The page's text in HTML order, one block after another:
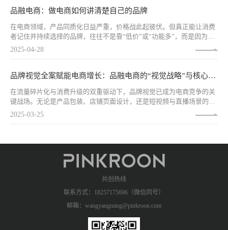
题、达人的四方共振。下面给出一套可执行的思路与步骤。
品融电商：做电商如何讲清楚自己的品牌
在电商领域，产品同质化日益严重，价格战此起彼伏。但真正能让消费
者记住并持续选择的品牌，往往不是靠“低价”或“功能多”，而是因为他
们讲清楚了一件事——用户的问题，我能解决。正如营销大师特德·莱维
2025-04-28
品牌视觉全案赋能电商增长：品融电商的“视觉战略”与核心优势
在流量碎片化与消费升级的双重驱动下，品牌视觉已成为电商竞争的关
键战场。无论是产品包装、店铺页面设计，还是短视频与直播场景的视
觉呈现，都在直接影响用户的购买决策与品牌认知。作为一站式品牌化
2025-03-25
共创热线
联系方式：18257175696（微信同号）
邮箱：wangyangming@pinkroon.com